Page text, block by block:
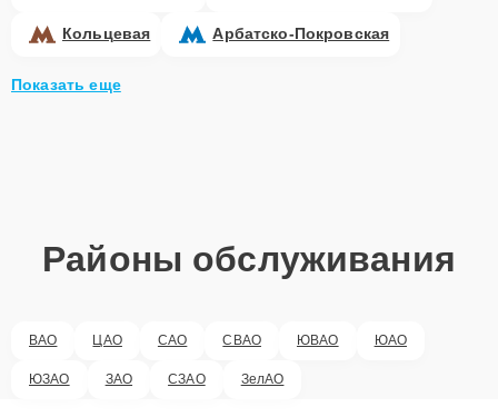
Кольцевая Арбатско-Покровская
Показать еще
Районы обслуживания
ВАО ЦАО САО СВАО ЮВАО ЮАО
ЮЗАО ЗАО СЗАО ЗелАО